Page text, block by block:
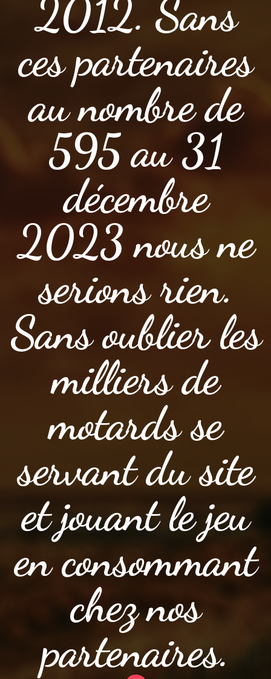
2012. Sans
ces partenaires
au nombre de
595 au 31
décembre
2023 nous ne
serions rien.
Sans oublier les
milliers de
motards se
servant du site
et jouant le jeu
en consommant
chez nos
partenaires.